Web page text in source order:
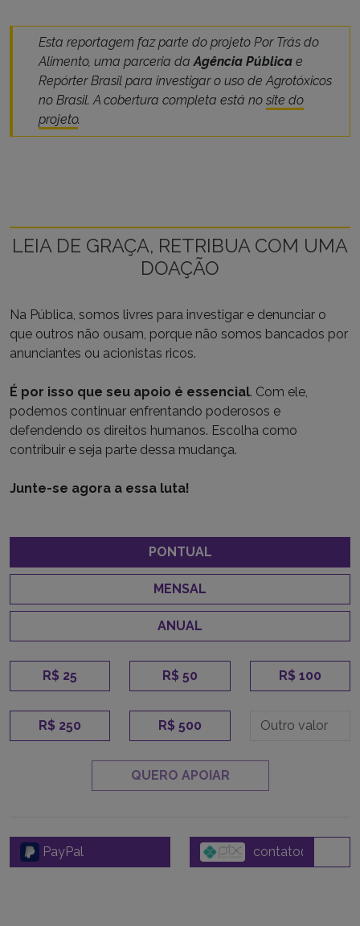
Esta reportagem faz parte do projeto Por Trás do
Alimento, uma parceria daAgência Pública e
Repórter Brasil para investigar o uso de Agrotóxicos
no Brasil. A cobertura completa está no site do
projeto.
LEIA DE GRAÇA, RETRIBUA COM UMA
DOAÇÃO
Na Pública, somos livres para investigar e denunciar o
que outros não ousam, porque não somos bancados por
anunciantes ou acionistas ricos.
É por isso que seu apoio é essencial. Com ele,
podemos continuar enfrentando poderosos e
defendendo os direitos humanos. Escolha como
contribuir e seja parte dessa mudança.
Junte-se agora a essa luta!
PONTUAL
MENSAL
ANUAL
R$ 25 R$ 50 R$ 100
R$ 250 R$ 500
QUERO APOIAR
PayPal